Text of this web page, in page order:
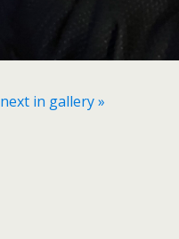
next in gallery »